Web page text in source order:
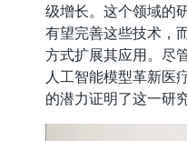
级增长。这个领域的
有望完善这些技术，
方式扩展其应用。尽
人工智能模型革新医
的潜力证明了这一研